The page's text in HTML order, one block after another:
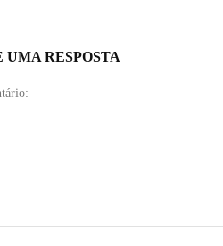
UMA RESPOSTA